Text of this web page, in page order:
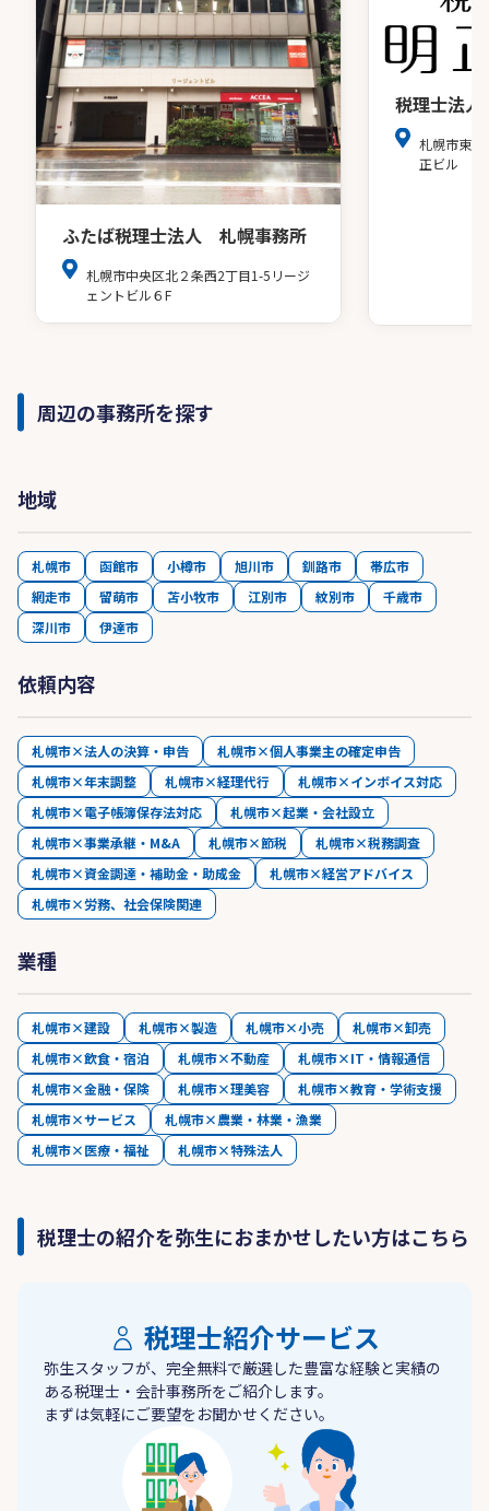
ふたば税理士法人 札幌事務所
札幌市中央区北２条西2丁目1-5リージ
ェントビル６F
税理士法人
札幌市東区
正ビル
周辺の事務所を探す
地域
札幌市 函館市 小樽市 旭川市 釧路市
帯広市
網走市
留萌市 苫小牧市 江別市 紋別市
千歳市
深川市
伊達市
依頼内容
札幌市×法人の決算・申告
札幌市×個人事業主の確定申告
札幌市×年末調整
札幌市×経理代行
札幌市×インボイス対応
札幌市×電子帳簿保存法対応
札幌市×起業・会社設立
札幌市×事業承継・M&A
札幌市×節税
札幌市×税務調査
札幌市×資金調達・補助金・助成金
札幌市×経営アドバイス
札幌市×労務、社会保険関連
業種
札幌市×建設 札幌市×製造 札幌市×小売
札幌市×卸売
札幌市×飲食・宿泊
札幌市×不動産
札幌市×IT・情報通信
札幌市×金融・保険
札幌市×理美容
札幌市×教育・学術支援
札幌市×サービス
札幌市×農業・林業・漁業
札幌市×医療・福祉
札幌市×特殊法人
税理士の紹介を弥生におまかせしたい方はこちら
税理士紹介サービス
弥生スタッフが、完全無料で厳選した豊富な経験と実績の
ある税理士・会計事務所をご紹介します。
まずは気軽にご要望をお聞かせください。